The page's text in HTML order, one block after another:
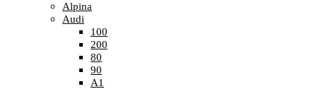
Alpina
Audi
100
200
80
90
A1